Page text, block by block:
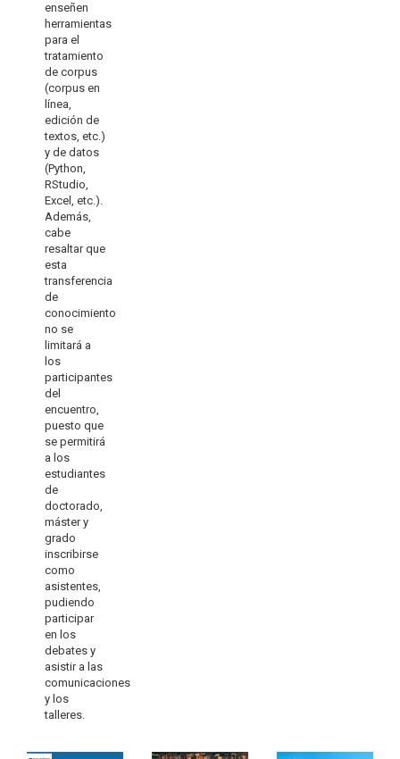
enseñen
herramientas
para el
tratamiento
de corpus
(corpus en
línea,
edición de
textos, etc.)
y de datos
(Python,
RStudio,
Excel, etc.).
Además,
cabe
resaltar que
esta
transferencia
de
conocimiento
no se
limitará a
los
participantes
del
encuentro,
puesto que
se permitirá
a los
estudiantes
de
doctorado,
máster y
grado
inscribirse
como
asistentes,
pudiendo
participar
en los
debates y
asistir a las
comunicaciones
y los
talleres.